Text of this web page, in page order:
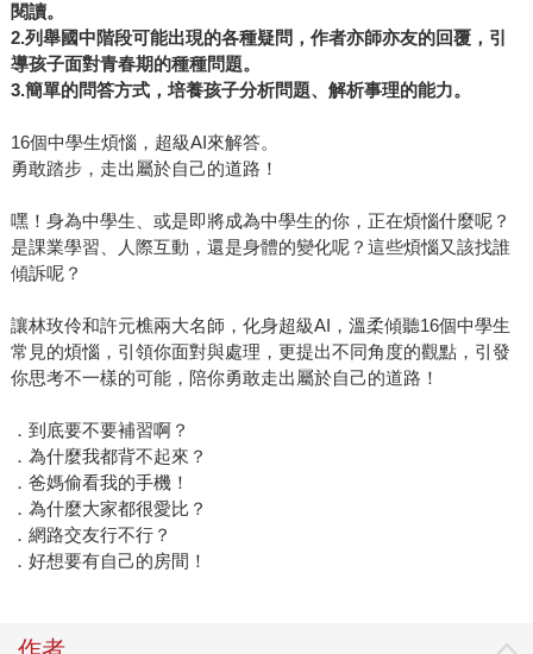
閱讀。
2.列舉國中階段可能出現的各種疑問，作者亦師亦友的回覆，引
導孩子面對青春期的種種問題。
3.簡單的問答方式，培養孩子分析問題、解析事理的能力。
16個中學生煩惱，超級AI來解答。
勇敢踏步，走出屬於自己的道路！
嘿！身為中學生、或是即將成為中學生的你，正在煩惱什麼呢？
是課業學習、人際互動，還是身體的變化呢？這些煩惱又該找誰
傾訴呢？
讓林玫伶和許元樵兩大名師，化身超級AI，溫柔傾聽16個中學生
常見的煩惱，引領你面對與處理，更提出不同角度的觀點，引發
你思考不一樣的可能，陪你勇敢走出屬於自己的道路！
．到底要不要補習啊？
．為什麼我都背不起來？
．爸媽偷看我的手機！
．為什麼大家都很愛比？
．網路交友行不行？
．好想要有自己的房間！